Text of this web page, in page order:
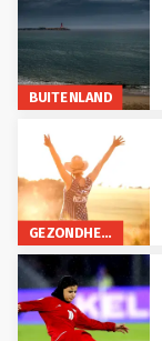
BUITENLAND
GEZONDHEID